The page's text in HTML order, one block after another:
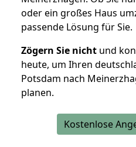
oder ein großes Haus
passende Lösung für Sie.
Zögern Sie nicht und
heute, um Ihren
Potsdam nach
planen.
Kostenlose